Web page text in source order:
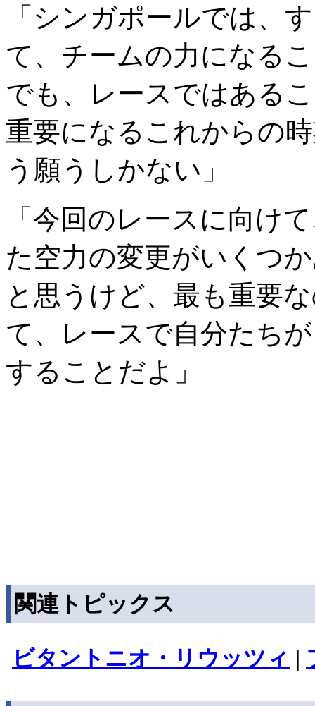
「シンガポールでは、
て、チームの力になる
でも、レースではある
重要になるこれからの
う願うしかない」
「今回のレースに向け
た空力の変更がいくつ
と思うけど、最も重要
て、レースで自分たち
することだよ」
関連トピックス
ビタントニオ・リウッツィ |